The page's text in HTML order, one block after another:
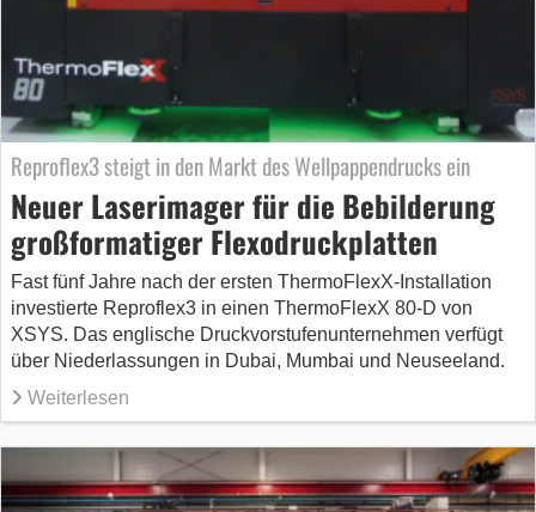
Reproflex3 steigt in den Markt des Wellpappendrucks ein
Neuer Laserimager für die Bebilderung
großformatiger Flexodruckplatten
Fast fünf Jahre nach der ersten ThermoFlexX-Installation
investierte Reproflex3 in einen ThermoFlexX 80-D von
XSYS. Das englische Druckvorstufenunternehmen verfügt
über Niederlassungen in Dubai, Mumbai und Neuseeland.
Weiterlesen